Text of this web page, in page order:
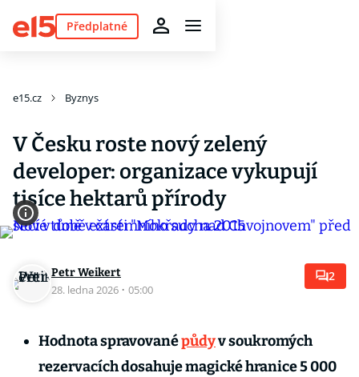
Předplatné
e15.cz Byznys
V Česku roste nový zelený
developer: organizace vykupují
tisíce hektarů přírody
Petr Weikert
28. ledna 2026 · 05:00
2
Hodnota spravovanépůdyv soukromých
rezervacích dosahuje magické hranice 5 000